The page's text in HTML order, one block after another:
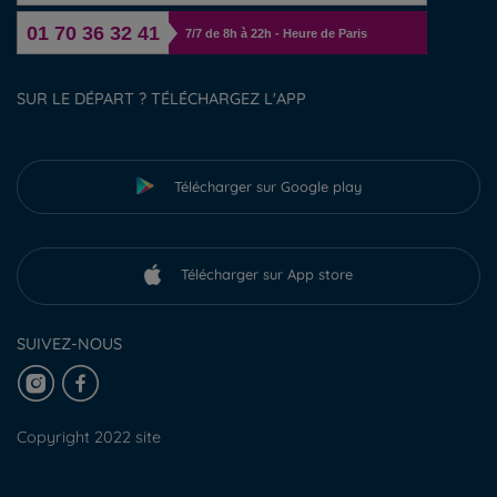
01 70 36 32 41 7/7 de 8h à 22h - Heure de Paris
SUR LE DÉPART ? TÉLÉCHARGEZ L'APP
Télécharger sur Google play
Télécharger sur App store
SUIVEZ-NOUS
Copyright 2022 site